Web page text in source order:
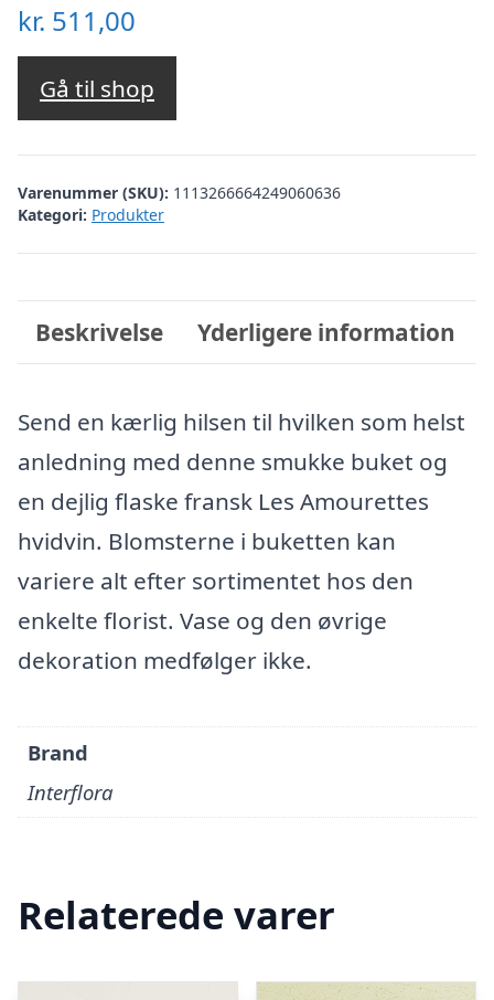
kr. 511,00
Gå til shop
Varenummer (SKU): 1113266664249060636
Kategori: Produkter
Beskrivelse Yderligere information
Send en kærlig hilsen til hvilken som helst
anledning med denne smukke buket og
en dejlig flaske fransk Les Amourettes
hvidvin. Blomsterne i buketten kan
variere alt efter sortimentet hos den
enkelte florist. Vase og den øvrige
dekoration medfølger ikke.
Brand
Interflora
Relaterede varer